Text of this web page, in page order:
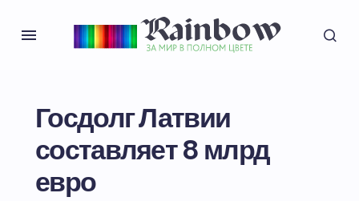
Госдолг Латвии
составляет 8 млрд
евро